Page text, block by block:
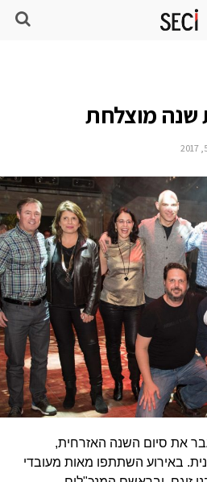
שנה מוצלחת
את סיום השנה האזרחית,
באירוע השתתפו מאות מעובדי